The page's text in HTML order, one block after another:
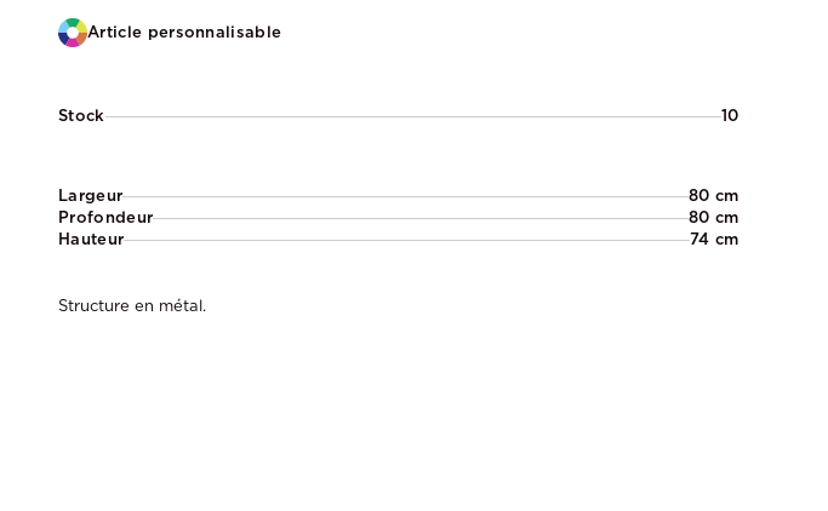
Article personnalisable
Stock 10
Largeur
80 cm
Profondeur
80 cm
Hauteur
74 cm
Structure en métal.